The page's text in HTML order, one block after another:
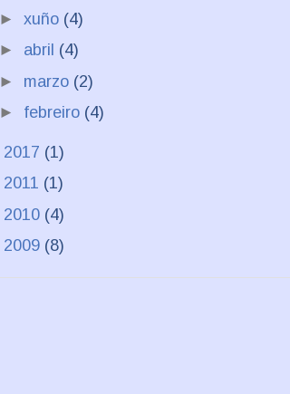
► xuño (4)
► abril (4)
► marzo (2)
► febreiro (4)
2017 (1)
2011 (1)
2010 (4)
2009 (8)